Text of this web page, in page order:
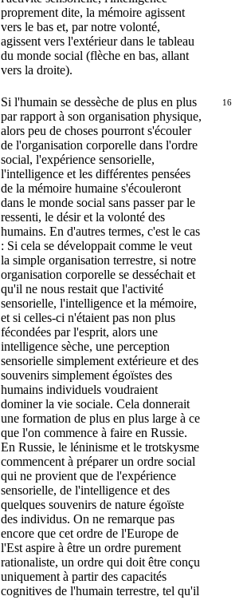
proprement dite, la mémoire agissent
vers le bas et, par notre volonté,
agissent vers l'extérieur dans le tableau
du monde social (flèche en bas, allant
vers la droite).
Si l'humain se dessèche de plus en plus
par rapport à son organisation physique,
alors peu de choses pourront s'écouler
de l'organisation corporelle dans l'ordre
social, l'expérience sensorielle,
l'intelligence et les différentes pensées
de la mémoire humaine s'écouleront
dans le monde social sans passer par le
ressenti, le désir et la volonté des
humains. En d'autres termes, c'est le cas
: Si cela se développait comme le veut
la simple organisation terrestre, si notre
organisation corporelle se desséchait et
qu'il ne nous restait que l'activité
sensorielle, l'intelligence et la mémoire,
et si celles-ci n'étaient pas non plus
fécondées par l'esprit, alors une
intelligence sèche, une perception
sensorielle simplement extérieure et des
souvenirs simplement égoïstes des
humains individuels voudraient
dominer la vie sociale. Cela donnerait
une formation de plus en plus large à ce
que l'on commence à faire en Russie.
En Russie, le léninisme et le trotskysme
commencent à préparer un ordre social
qui ne provient que de l'expérience
sensorielle, de l'intelligence et des
quelques souvenirs de nature égoïste
des individus. On ne remarque pas
encore que cet ordre de l'Europe de
l'Est aspire à être un ordre purement
rationaliste, un ordre qui doit être conçu
uniquement à partir des capacités
cognitives de l'humain terrestre, tel qu'il
16